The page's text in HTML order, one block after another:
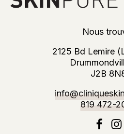
Nous
2125 Bd Lemire
J2B
819 472-